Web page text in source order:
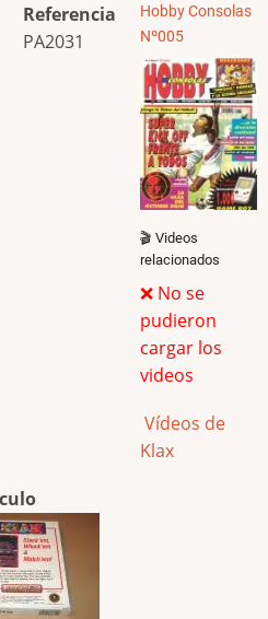
Referencia
PA2031
Hobby Consolas
Nº005
🎬 Videos
relacionados
❌ No se
pudieron
cargar los
videos
Vídeos de
Klax